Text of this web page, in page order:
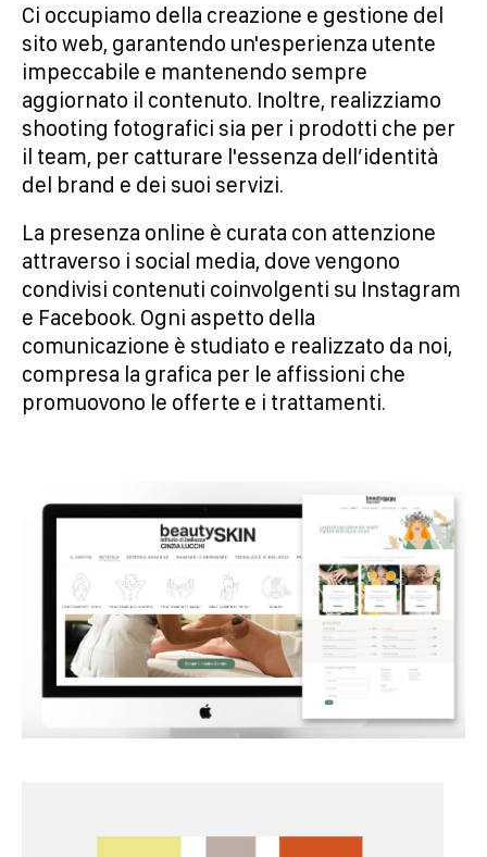
Ci occupiamo della creazione e gestione del
sito web, garantendo un'esperienza utente
impeccabile e mantenendo sempre
aggiornato il contenuto. Inoltre, realizziamo
shooting fotografici sia per i prodotti che per
il team, per catturare l'essenza dell’identità
del brand e dei suoi servizi.
La presenza online è curata con attenzione
attraverso i social media, dove vengono
condivisi contenuti coinvolgenti su Instagram
e Facebook. Ogni aspetto della
comunicazione è studiato e realizzato da noi,
compresa la grafica per le affissioni che
promuovono le offerte e i trattamenti.